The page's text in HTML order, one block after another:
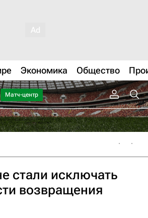
Экономика Общество
Матч-центр
стали исключать
возвращения